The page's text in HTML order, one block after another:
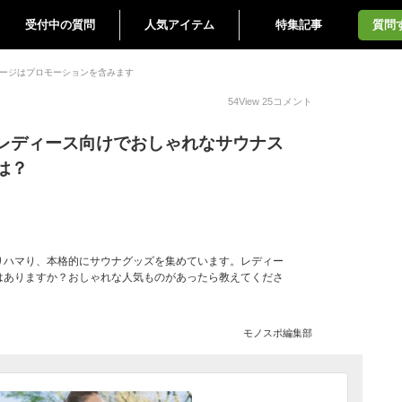
受付中の質問 人気アイテム 特集記事 質問
ジはプロモーションを含みます
54View 25コメント
ディース向けでおしゃれなサウナス
？
マり、本格的にサウナグッズを集めています。レディー
りますか？おしゃれな人気ものがあったら教えてくださ
モノスポ編集部